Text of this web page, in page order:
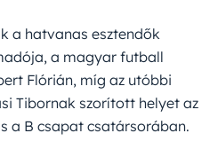
a hatvanas esztendők
a magyar futball
Flórián, míg az utóbbi
Tibornak szorított helyet az
a B csapat csatársorában.